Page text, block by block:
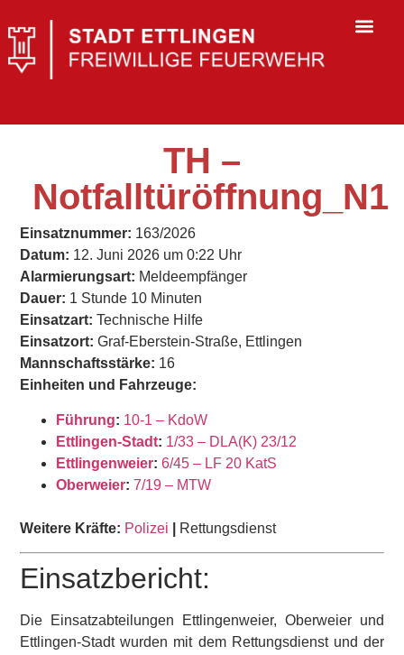
TH –
Notfalltüröffnung_N1
Einsatznummer: 163/2026
Datum: 12. Juni 2026 um 0:22 Uhr
Alarmierungsart: Meldeempfänger
Dauer: 1 Stunde 10 Minuten
Einsatzart: Technische Hilfe
Einsatzort: Graf-Eberstein-Straße, Ettlingen
Mannschaftsstärke: 16
Einheiten und Fahrzeuge:
Führung: 10-1 – KdoW
Ettlingen-Stadt: 1/33 – DLA(K) 23/12
Ettlingenweier: 6/45 – LF 20 KatS
Oberweier: 7/19 – MTW
Weitere Kräfte: Polizei Rettungsdienst
Einsatzbericht:
Die Einsatzabteilungen Ettlingenweier, Oberweier und
Ettlingen-Stadt wurden mit dem Rettungsdienst und der